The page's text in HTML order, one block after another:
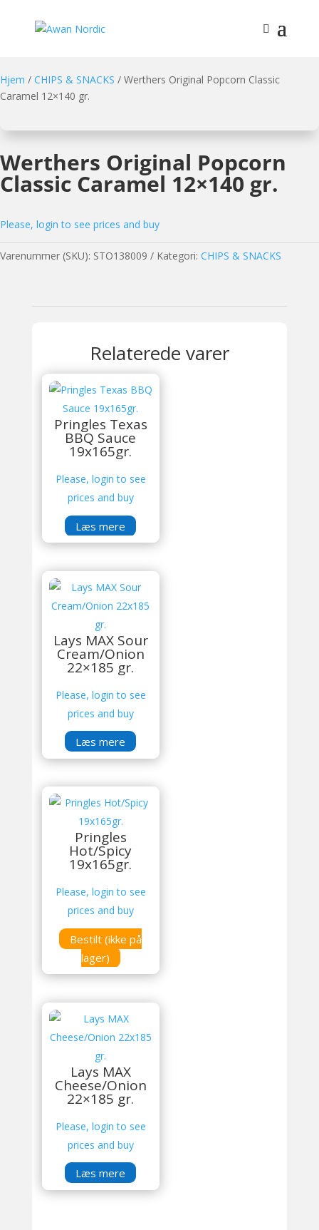
Hjem / CHIPS & SNACKS / Werthers Original Popcorn Classic
Caramel 12×140 gr.
Werthers Original Popcorn
Classic Caramel 12×140 gr.
Please, login to see prices and buy
Varenummer (SKU): STO138009 Kategori: CHIPS & SNACKS
Relaterede varer
Pringles Texas
BBQ Sauce
19x165gr.
Please, login to see
prices and buy
Læs mere
Lays MAX Sour
Cream/Onion
22×185 gr.
Please, login to see
prices and buy
Læs mere
Pringles
Hot/Spicy
19x165gr.
Please, login to see
prices and buy
Bestilt (ikke på
lager)
Lays MAX
Cheese/Onion
22×185 gr.
Please, login to see
prices and buy
Læs mere